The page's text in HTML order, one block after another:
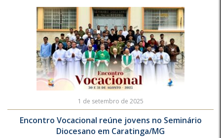
1 de setembro de 2025
Encontro Vocacional reúne jovens no Seminário
Diocesano em Caratinga/MG